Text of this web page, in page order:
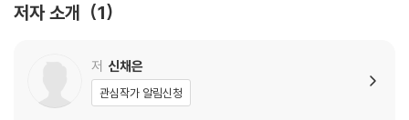
감자 브로콜리 스프
저자 소개 1
저 신채은
관심작가 알림신청